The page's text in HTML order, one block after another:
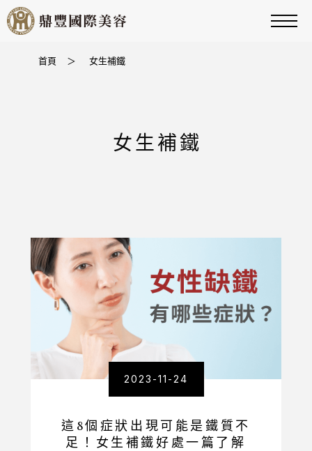
首頁 ＞ 女生補鐵
女生補鐵
2023-11-24
這8個症狀出現可能是鐵質不
足！女生補鐵好處一篇了解